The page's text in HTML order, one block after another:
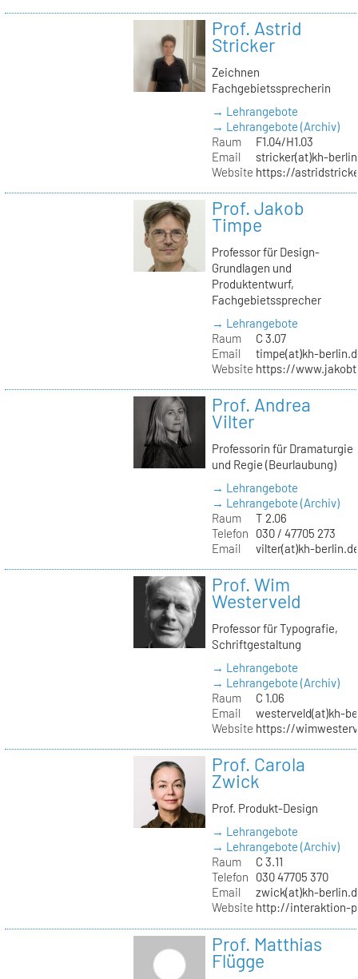
Prof. Astrid
Stricker
Zeichnen
Fachgebietssprecherin
→ Lehrangebote
→ Lehrangebote (Archiv)
Raum
F1.04/H1.03
Email
stricker(at)kh-
Website https://
Prof. Jakob
Timpe
Professor für Design-
Grundlagen und
Produktentwurf,
Fachgebietssprecher
→ Lehrangebote
Raum
C 3.07
Email
timpe(at)kh-
Website https://
Prof. Andrea
Vilter
Professorin für Dramaturgie
und Regie (Beurlaubung)
→ Lehrangebote
→ Lehrangebote (Archiv)
Raum
T 2.06
Telefon
030 / 47705 273
Email
vilter(at)kh-
Prof. Wim
Westerveld
Professor für Typografie,
Schriftgestaltung
→ Lehrangebote
→ Lehrangebote (Archiv)
Raum
C 1.06
Email
westerveld(at)kh-
Website https://
Prof. Carola
Zwick
Prof. Produkt-Design
→ Lehrangebote
→ Lehrangebote (Archiv)
Raum
C 3.11
Telefon
030 47705 370
Email
zwick(at)kh-
Website http://interaktion-
Prof. Matthias
Flügge